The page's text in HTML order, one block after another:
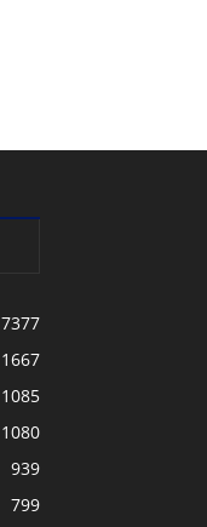
7377
1667
1085
1080
939
799